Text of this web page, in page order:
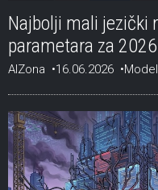
Najbolji mali jezički
parametara za
AIZona 16.06.2026